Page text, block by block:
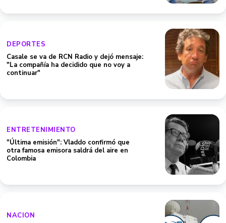
DEPORTES
Casale se va de RCN Radio y dejó mensaje:
"La compañía ha decidido que no voy a
continuar"
ENTRETENIMIENTO
"Última emisión": Vladdo confirmó que
otra famosa emisora saldrá del aire en
Colombia
NACION